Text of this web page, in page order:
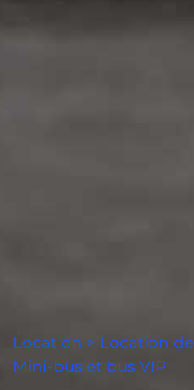
Location > Location de
Mini-bus et bus VIP